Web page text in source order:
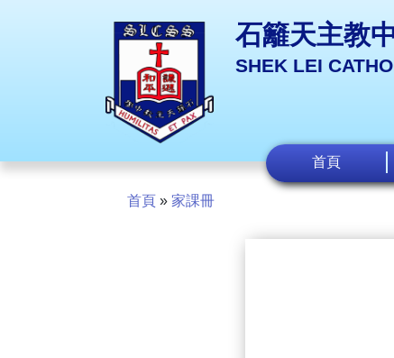
石籬天主教
SHEK LEI
首頁
首頁 » 家課冊